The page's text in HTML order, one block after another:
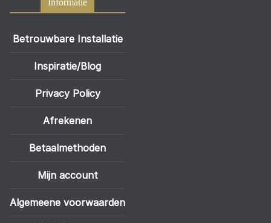
Informatie
Betrouwbare Installatie
Inspiratie/Blog
Privacy Policy
Afrekenen
Betaalmethoden
Mijn account
Algemeene voorwaarden